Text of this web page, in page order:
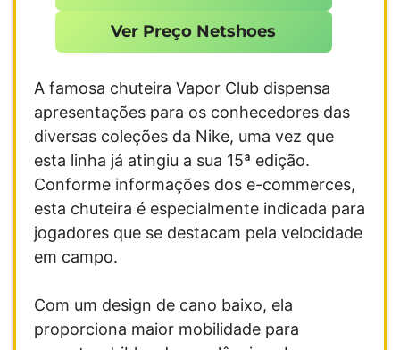
Ver Preço Netshoes
A famosa chuteira Vapor Club dispensa
apresentações para os conhecedores das
diversas coleções da Nike, uma vez que
esta linha já atingiu a sua 15ª edição.
Conforme informações dos e-commerces,
esta chuteira é especialmente indicada para
jogadores que se destacam pela velocidade
em campo.
Com um design de cano baixo, ela
proporciona maior mobilidade para